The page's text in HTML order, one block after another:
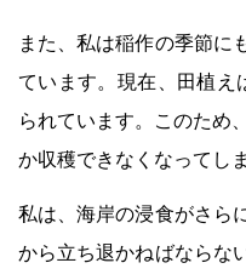
また、私は稲作の季節に
ています。現在、田植え
られています。このため
か収穫できなくなってし
私は、海岸の浸食がさら
から立ち退かねばならな